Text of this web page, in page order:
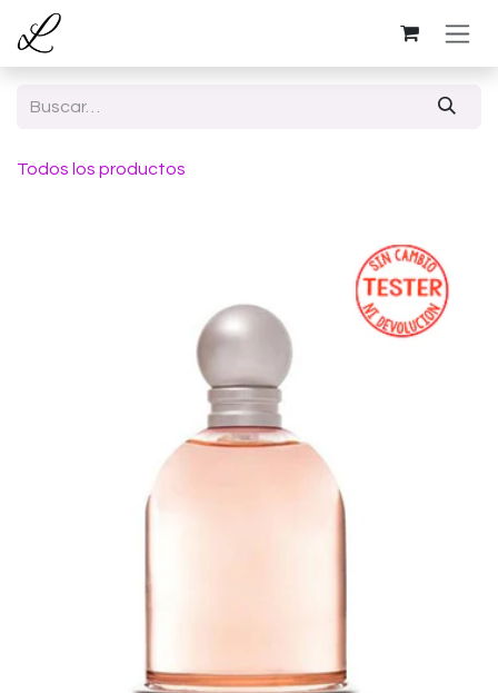
Ir al contenido
Todos los productos